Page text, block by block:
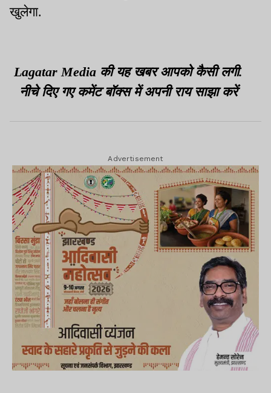
खुलेगा.
Lagatar Media की यह खबर आपको कैसी लगी.
नीचे दिए गए कमेंट बॉक्स में अपनी राय साझा करें
Advertisement